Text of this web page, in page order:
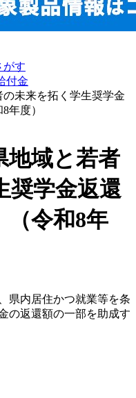
がす
付金
未来を拓く学生奨学金
年度）
地域と若者
奨学金返還
（令和8年
県内居住かつ就業等を条
の返還額の一部を助成す